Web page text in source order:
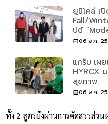
ยูนิโคล่ เ
Fall/
ปต์
สะท้อนคว
วัน
06 ส.ค.
แกร็บ เผ
HYROX
สุขภาพ
06 ส.ค.
ทั้ง 2 สูตรยังผ่านการคัดสรรส่ว